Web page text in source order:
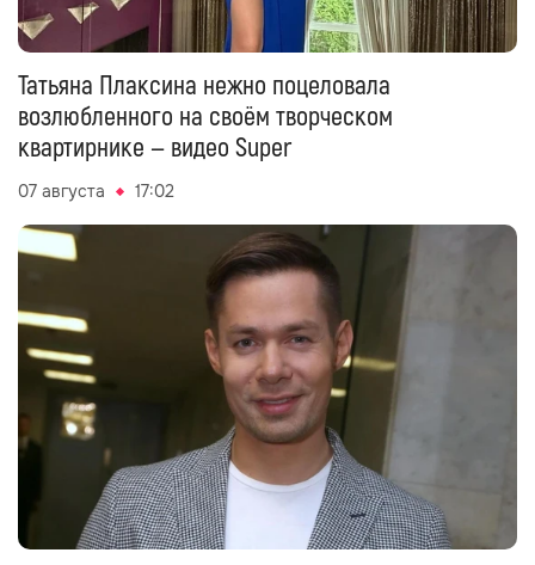
Татьяна Плаксина нежно поцеловала
возлюбленного на своём творческом
квартирнике — видео Super
07 августа 17:02